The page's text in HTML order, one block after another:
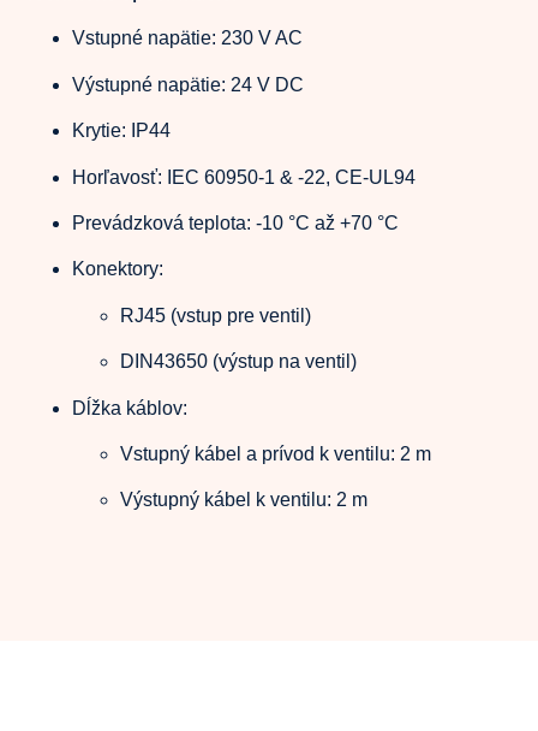
Vstupné napätie: 230 V AC
Výstupné napätie: 24 V DC
Krytie: IP44
Horľavosť: IEC 60950-1 & -22, CE-UL94
Prevádzková teplota: -10 °C až +70 °C
Konektory:
RJ45 (vstup pre ventil)
DIN43650 (výstup na ventil)
Dĺžka káblov:
Vstupný kábel a prívod k ventilu: 2 m
Výstupný kábel k ventilu: 2 m